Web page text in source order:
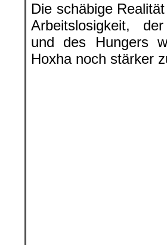
Die schäbige
Arbeitslosigkeit, der
und des Hungers
Hoxha noch stärker